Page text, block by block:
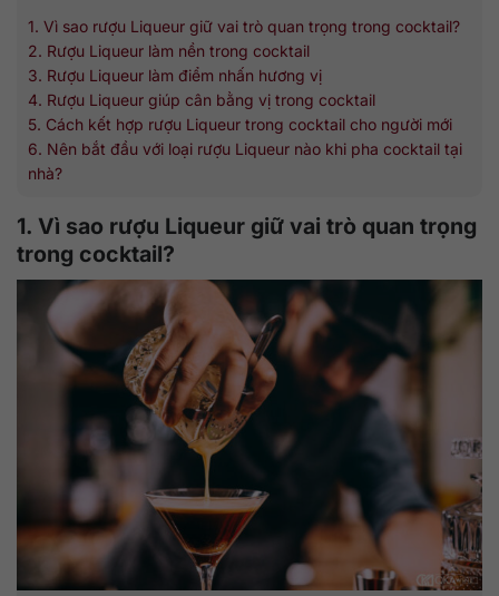
1. Vì sao rượu Liqueur giữ vai trò quan trọng trong cocktail?
2. Rượu Liqueur làm nền trong cocktail
3. Rượu Liqueur làm điểm nhấn hương vị
4. Rượu Liqueur giúp cân bằng vị trong cocktail
5. Cách kết hợp rượu Liqueur trong cocktail cho người mới
6. Nên bắt đầu với loại rượu Liqueur nào khi pha cocktail tại
nhà?
1. Vì sao rượu Liqueur giữ vai trò quan trọng
trong cocktail?